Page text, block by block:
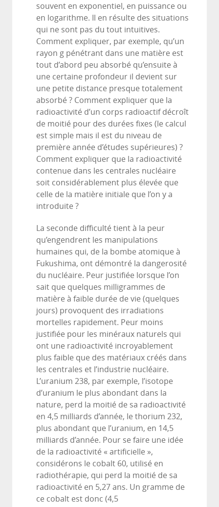
souvent en exponentiel, en puissance ou
en logarithme. Il en résulte des situations
qui ne sont pas du tout intuitives.
Comment expliquer, par exemple, qu’un
rayon g pénétrant dans une matière est
tout d’abord peu absorbé qu’ensuite à
une certaine profondeur il devient sur
une petite distance presque totalement
absorbé ? Comment expliquer que la
radioactivité d’un corps radioactif décroît
de moitié pour des durées fixes (le calcul
est simple mais il est du niveau de
première année d’études supérieures) ?
Comment expliquer que la radioactivité
contenue dans les centrales nucléaire
soit considérablement plus élevée que
celle de la matière initiale que l’on y a
introduite ?
La seconde difficulté tient à la peur
qu’engendrent les manipulations
humaines qui, de la bombe atomique à
Fukushima, ont démontré la dangerosité
du nucléaire. Peur justifiée lorsque l’on
sait que quelques milligrammes de
matière à faible durée de vie (quelques
jours) provoquent des irradiations
mortelles rapidement. Peur moins
justifiée pour les minéraux naturels qui
ont une radioactivité incroyablement
plus faible que des matériaux créés dans
les centrales et l’industrie nucléaire.
L’uranium 238, par exemple, l’isotope
d’uranium le plus abondant dans la
nature, perd la moitié de sa radioactivité
en 4,5 milliards d’année, le thorium 232,
plus abondant que l’uranium, en 14,5
milliards d’année. Pour se faire une idée
de la radioactivité « artificielle »,
considérons le cobalt 60, utilisé en
radiothérapie, qui perd la moitié de sa
radioactivité en 5,27 ans. Un gramme de
ce cobalt est donc (4,5